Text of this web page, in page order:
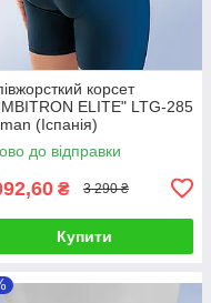
корсет
ELITE" LTG-285
(Іспанія)
до відправки
₴ 3 290 ₴
Купити